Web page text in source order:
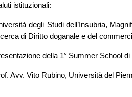
istituzionali:
degli Studi dell’Insubria,
di Diritto doganale e del
della 1° Summer School
Avv. Vito Rubino, Università del